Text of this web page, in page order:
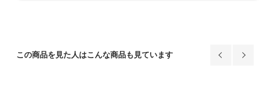
この商品を見た人はこんな商品も見ています